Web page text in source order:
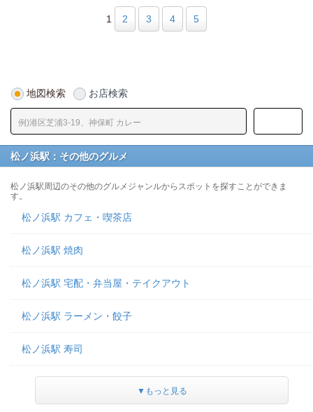
1 2 3 4 5
地図検索 お店検索
松ノ浜駅：その他のグルメ
松ノ浜駅周辺のその他のグルメジャンルからスポットを探すことができま
す。
松ノ浜駅 カフェ・喫茶店
松ノ浜駅 焼肉
松ノ浜駅 宅配・弁当屋・テイクアウト
松ノ浜駅 ラーメン・餃子
松ノ浜駅 寿司
▼もっと見る